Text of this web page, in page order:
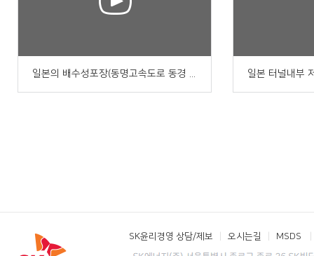
SK윤리경영 상담/제보 오시는길 MSDS